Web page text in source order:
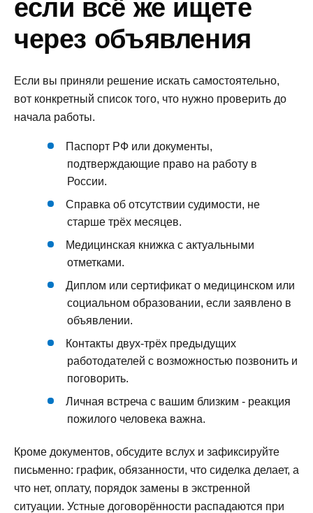
если всё же ищете
через объявления
Если вы приняли решение искать самостоятельно,
вот конкретный список того, что нужно проверить до
начала работы.
Паспорт РФ или документы,
подтверждающие право на работу в
России.
Справка об отсутствии судимости, не
старше трёх месяцев.
Медицинская книжка с актуальными
отметками.
Диплом или сертификат о медицинском или
социальном образовании, если заявлено в
объявлении.
Контакты двух-трёх предыдущих
работодателей с возможностью позвонить и
поговорить.
Личная встреча с вашим близким - реакция
пожилого человека важна.
Кроме документов, обсудите вслух и зафиксируйте
письменно: график, обязанности, что сиделка делает, а
что нет, оплату, порядок замены в экстренной
ситуации. Устные договорённости распадаются при